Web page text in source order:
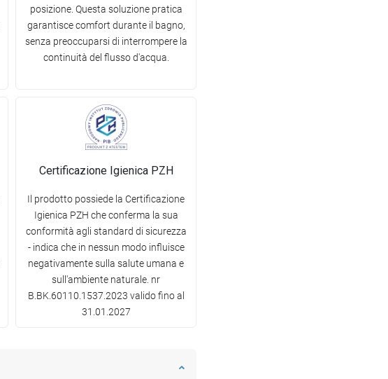
posizione. Questa soluzione pratica
garantisce comfort durante il bagno,
senza preoccuparsi di interrompere la
continuità del flusso d'acqua.
Certificazione Igienica PZH
Il prodotto possiede la Certificazione
Igienica PZH che conferma la sua
conformità agli standard di sicurezza
- indica che in nessun modo influisce
negativamente sulla salute umana e
sull'ambiente naturale. nr
B.BK.60110.1537.2023 valido fino al
31.01.2027